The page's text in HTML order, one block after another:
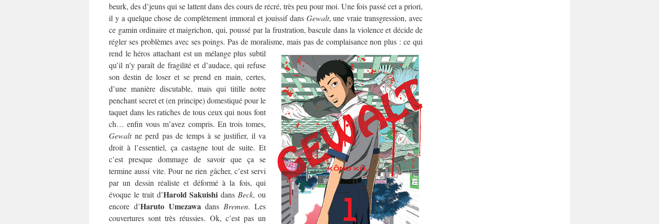
beurk, des d’jeuns qui se lattent dans des cours de récré, très peu pour moi. Une fois passé cet a priori,
il y a quelque chose de complètement immoral et jouissif dans Gewalt, une vraie transgression, avec
ce gamin ordinaire et maigrichon, qui, poussé par la frustration, bascule dans la violence et décide de
régler ses problèmes avec ses poings. Pas de moralisme, mais pas de complaisance non plus :ce qui
rend le héros attachant est un mélange plus subtil
qu’il n’y paraît de fragilité et d’audace, qui refuse
son destin de loser et se prend en main, certes,
d’une manière discutable, mais qui titille notre
penchant secret et (en principe) domestiqué pour le
taquet dans les ratiches de tous ceux qui nous font
ch… enfin vous m’avez compris. En trois tomes,
Gewaltne perd pas de temps à se justifier, il va
droit à l’essentiel, ça castagne tout de suite. Et
c’est presque dommage de savoir que ça se
termine aussi vite. Pour ne rien gâcher, c’est servi
par un dessin réaliste et déformé à la fois, qui
évoque le trait d’Harold Sakuishi dans Beck, ou
encore d’Haruto Umezawa dans Bremen. Les
couvertures sont très réussies. Ok, c’est pas un